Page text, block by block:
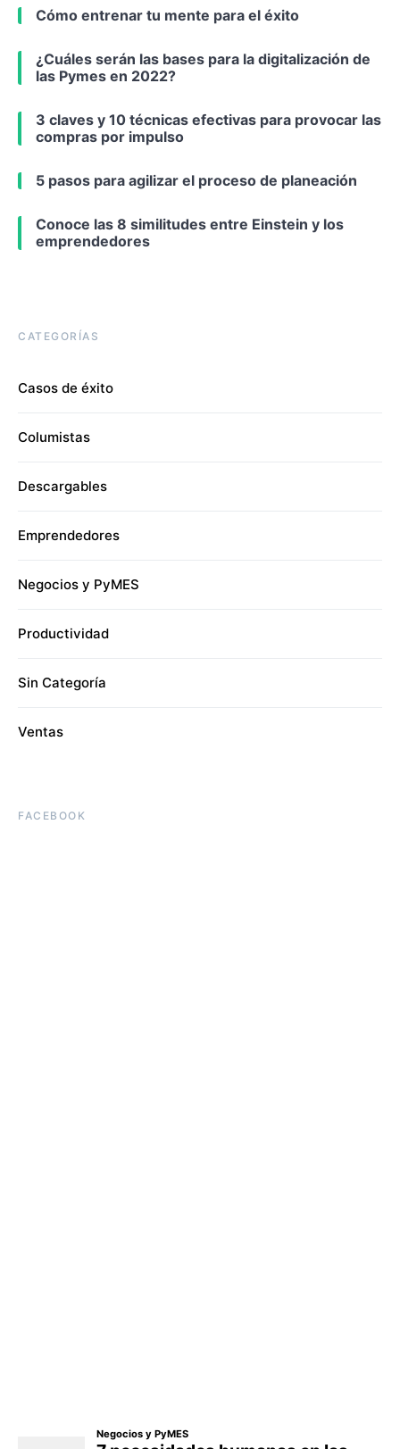
Cómo entrenar tu mente para el éxito
¿Cuáles serán las bases para la digitalización de
las Pymes en 2022?
3 claves y 10 técnicas efectivas para provocar las
compras por impulso
5 pasos para agilizar el proceso de planeación
Conoce las 8 similitudes entre Einstein y los
emprendedores
CATEGORÍAS
Casos de éxito
Columistas
Descargables
Emprendedores
Negocios y PyMES
Productividad
Sin Categoría
Ventas
FACEBOOK